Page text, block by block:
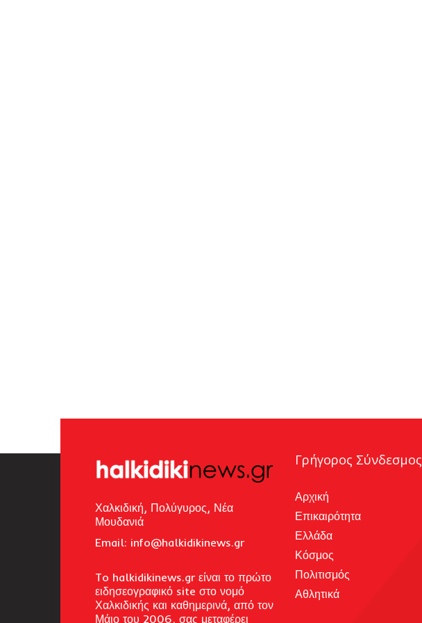
Χαλκιδική, Πολύγυρος, Νέα
Μουδανιά
Email: info@halkidikinews.gr
To halkidikinews.gr είναι το πρώτο
ειδησεογραφικό site στο νομό
Χαλκιδικής και καθημερινά, από τον
Μάιο του 2006, σας μεταφέρει
Γρήγορος Σύνδεσμος
Αρχική
Επικαιρότητα
Ελλάδα
Κόσμος
Πολιτισμός
Αθλητικά